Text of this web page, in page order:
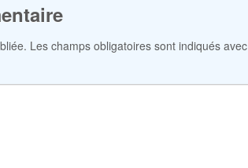
Les champs obligatoires sont indiqués avec